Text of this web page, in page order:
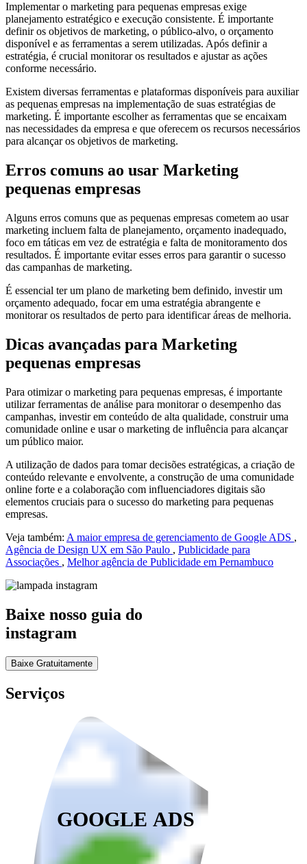
Implementar o marketing para pequenas empresas exige
planejamento estratégico e execução consistente. É importante
definir os objetivos de marketing, o público-alvo, o orçamento
disponível e as ferramentas a serem utilizadas. Após definir a
estratégia, é crucial monitorar os resultados e ajustar as ações
conforme necessário.
Existem diversas ferramentas e plataformas disponíveis para auxiliar
as pequenas empresas na implementação de suas estratégias de
marketing. É importante escolher as ferramentas que se encaixam
nas necessidades da empresa e que oferecem os recursos necessários
para alcançar os objetivos de marketing.
Erros comuns ao usar Marketing
pequenas empresas
Alguns erros comuns que as pequenas empresas cometem ao usar
marketing incluem falta de planejamento, orçamento inadequado,
foco em táticas em vez de estratégia e falta de monitoramento dos
resultados. É importante evitar esses erros para garantir o sucesso
das campanhas de marketing.
É essencial ter um plano de marketing bem definido, investir um
orçamento adequado, focar em uma estratégia abrangente e
monitorar os resultados de perto para identificar áreas de melhoria.
Dicas avançadas para Marketing
pequenas empresas
Para otimizar o marketing para pequenas empresas, é importante
utilizar ferramentas de análise para monitorar o desempenho das
campanhas, investir em conteúdo de alta qualidade, construir uma
comunidade online e usar o marketing de influência para alcançar
um público maior.
A utilização de dados para tomar decisões estratégicas, a criação de
conteúdo relevante e envolvente, a construção de uma comunidade
online forte e a colaboração com influenciadores digitais são
elementos cruciais para o sucesso do marketing para pequenas
empresas.
Veja também: A maior empresa de gerenciamento de Google ADS ,
Agência de Design UX em São Paulo , Publicidade para
Associações , Melhor agência de Publicidade em Pernambuco
Baixe nosso guia do
instagram
Baixe Gratuitamente
Serviços
GOOGLE ADS